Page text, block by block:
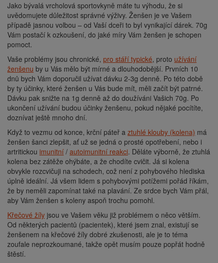
Jako bývalá vrcholová sportovkyně máte tu výhodu, že si
uvědomujete důležitost správné výživy. Ženšen je ve Vašem
případě jasnou volbou – od Vaší dceři to byl vynikající dárek. 70g
Vám postačí k ozkoušení, do jaké míry Vám ženšen je schopen
pomoct.
Vaše problémy jsou chronické, pro stáří typické, proto užívání
ženšenu by u Vás mělo být mírné a dlouhodobější. Prvních 10
dnů bych Vám doporučil užívat dávku 2-3g denně. Po této době
by ty účinky, které ženšen u Vás bude mít, měli začít být patrné.
Dávku pak snižte na 1g denně až do doužíváni Vašich 70g. Po
ukončení užívání budou účinky ženšenu, pokud nějaké pocítíte,
doznívat ještě mnoho dní.
Když to vezmu od konce, krční páteř a ztuhlé klouby (kolena) má
ženšen šanci zlepšit, ať už se jedná o prosté opotřebení, nebo i
artritickou imunitní / autoimunitní reakci. Děláte výborně, že ztuhlá
kolena bez zátěže ohýbáte, a že chodíte cvičit. Já si kolena
obvykle rozcvičuji na schodech, což není z pohybového hlediska
úplně ideální. Já všem lidem s pohybovými potížemi pořád říkám,
že by neměli zapomínat také na plavání. Ze srdce bych Vám přál,
aby Vám ženšen s koleny aspoň trochu pomohl.
Křečové žíly jsou ve Vašem věku již problémem o něco větším.
Od některých pacientů (pacientek), které jsem znal, existují se
ženšenem na křečové žíly dobré zkušenosti, ale je to téma
zoufale neprozkoumané, takže opět musím pouze popřát hodně
štěstí.